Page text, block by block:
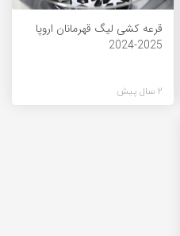
قرعه کشی لیگ قهرمانان اروپا
2025-2024
2 سال پیش